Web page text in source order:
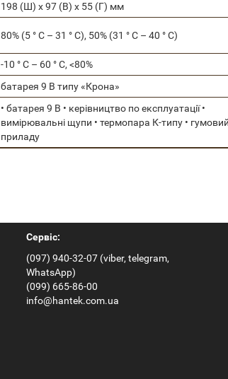
198 (Ш) х 97 (В) х 55 (Г) мм
80% (5 ° С – 31 ° С), 50% (31 ° С – 40 ° С)
-10 ° С – 60 ° С, <80%
батарея 9 В типу «Крона»
• батарея 9 В • керівництво по експлуатації •
вимірювальні щупи • термопара К-типу •
приладу
Сервіс:
(097) 940-32-07 (viber, telegram,
WhatsApp)
(099) 665-86-00
info@hantek.com.ua